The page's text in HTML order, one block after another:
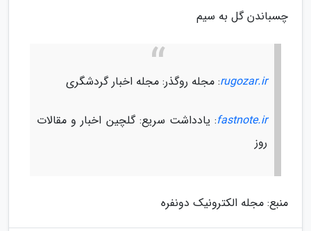
چسباندن گل به سیم
rugozar.ir: مجله روگذر: مجله اخبار گردشگری
fastnote.ir: یادداشت سریع: گلچین اخبار و مقالات
روز
منبع: مجله الکترونیک دونفره